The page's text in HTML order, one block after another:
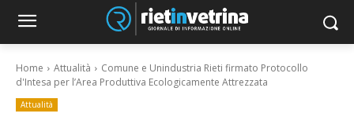
Home Attualità
Comune e Unindustria Rieti firmato Protocollo
d'Intesa per l’Area Produttiva Ecologicamente Attrezzata
Attualità